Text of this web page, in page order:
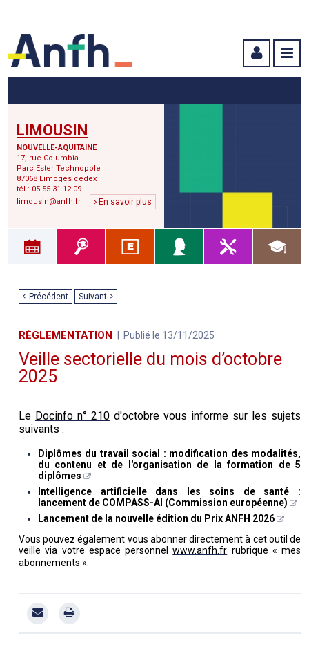
LIMOUSIN
NOUVELLE-AQUITAINE
17, rue Columbia
Parc Ester Technopole
87068 Limoges cedex
tél : 05 55 31 12 09
limousin@anfh.fr
En savoir plus
Précédent Suivant
RÈGLEMENTATION Publié le 13/11/2025
Veille sectorielle du mois d’octobre
2025
Le Docinfo n° 210 d'octobre vous informe sur les sujets
suivants :
Diplômes du travail social : modification des modalités,
du contenu et de l'organisation de la formation de 5
diplômes
Intelligence artificielle dans les soins de santé :
lancement de COMPASS-AI (Commission européenne)
Lancement de la nouvelle édition du Prix ANFH 2026
Vous pouvez également vous abonner directement à cet outil de
veille via votre espace personnelwww.anfh.fr rubrique « mes
abonnements ».